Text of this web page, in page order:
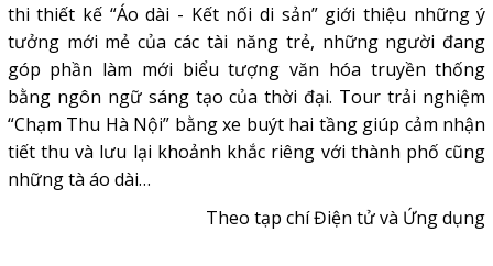
thi thiết kế “Áo dài - Kết nối di sản” giới thiệu những ý
tưởng mới mẻ của các tài năng trẻ, những người đang
góp phần làm mới biểu tượng văn hóa truyền thống
bằng ngôn ngữ sáng tạo của thời đại. Tour trải nghiệm
“Chạm Thu Hà Nội” bằng xe buýt hai tầng giúp cảm nhận
tiết thu và lưu lại khoảnh khắc riêng với thành phố cũng
những tà áo dài…
Theo tạp chí Điện tử và Ứng dụng